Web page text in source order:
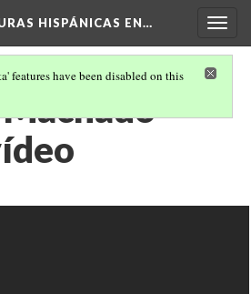
HISPÁNICAS EN…
features have been disabled on this